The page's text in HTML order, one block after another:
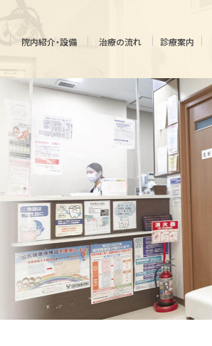
院内紹介・設備 治療の流れ 診療案内
マウスピース
矯正